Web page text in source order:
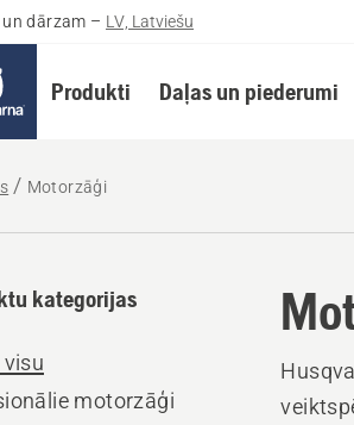
un dārzam – LV, Latviešu
Produkti Daļas un piederumi
Motorzāģi
kategorijas
motorzāģi